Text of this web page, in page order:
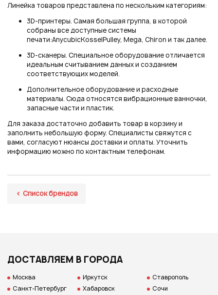
Линейка товаров представлена по нескольким категориям:
3D-принтеры. Самая большая группа, в которой
собраны все доступные системы
печати:AnycubicKosselPulley, Mega, Chiron и так далее.
3D-сканеры. Специальное оборудование отличается
идеальным считыванием данных и созданием
соответствующих моделей.
Дополнительное оборудование и расходные
материалы. Сюда относятся вибрационные ванночки,
запасные части и пластик.
Для заказа достаточно добавить товар в корзину и
заполнить небольшую форму. Специалисты свяжутся с
вами, согласуют нюансы доставки и оплаты. Уточнить
информацию можно по контактным телефонам.
Список брендов
ДОСТАВЛЯЕМ В ГОРОДА
Москва
Санкт-Петербург
Иркутск
Хабаровск
Ставрополь
Сочи